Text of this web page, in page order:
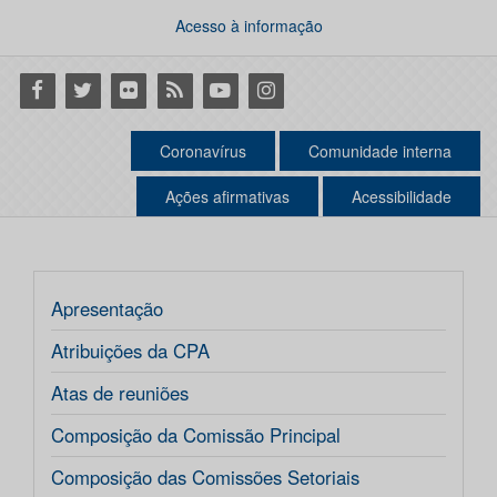
Acesso à informação
Facebook
Twitter Flickr RSS YoutubeInstagram
Coronavírus Comunidade interna
Ações afirmativas Acessibilidade
Apresentação
Atribuições da CPA
Atas de reuniões
Composição da Comissão Principal
Composição das Comissões Setoriais